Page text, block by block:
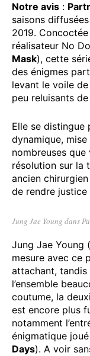
Notre avis :
saisons
2019.
réalisateur No
Mask), cette
des énigmes
levant le voile
peu reluisants
Elle se distingue
dynamique, mise
nombreuses
résolution sur la
ancien
de rendre justice
Jung Jae Young dans
Jung Jae Young (
mesure avec ce
attachant,
l’ensemble
coutume, la
est encore plus
notamment
énigmatique
Days). A voir